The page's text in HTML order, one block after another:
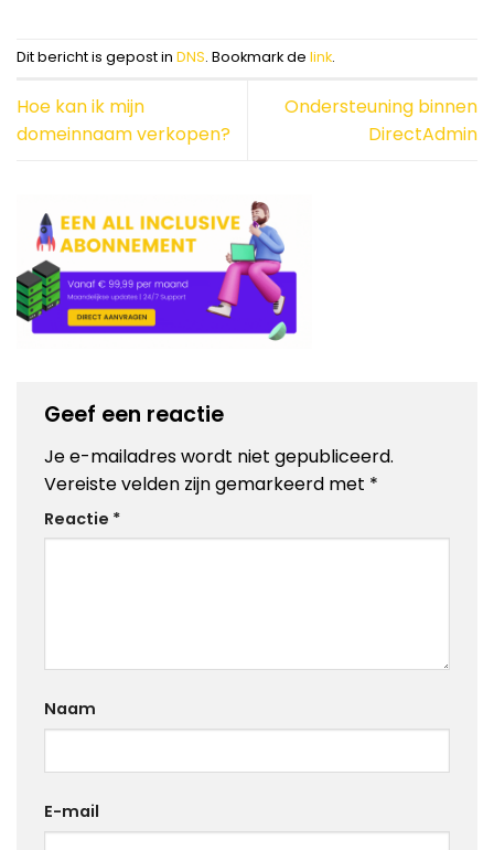
Dit bericht is gepost in DNS. Bookmark de link.
Hoe kan ik mijn
domeinnaam verkopen?
Ondersteuning binnen
DirectAdmin
Geef een reactie
Je e-mailadres wordt niet gepubliceerd.
Vereiste velden zijn gemarkeerd met *
Reactie *
Naam
E-mail